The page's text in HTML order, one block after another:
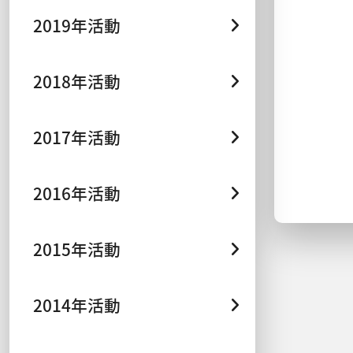
2019年活動
2018年活動
2017年活動
2016年活動
2015年活動
2014年活動